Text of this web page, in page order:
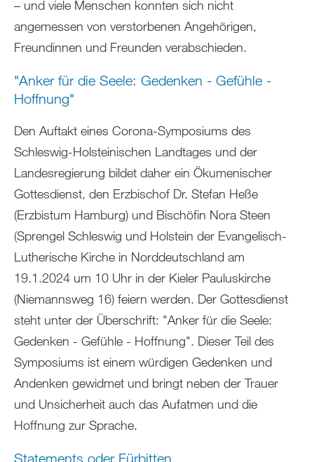
– und viele Menschen konnten sich nicht
angemessen von verstorbenen Angehörigen,
Freundinnen und Freunden verabschieden.
"Anker für die Seele: Gedenken - Gefühle -
Hoffnung"
Den Auftakt eines Corona-Symposiums des
Schleswig-Holsteinischen Landtages und der
Landesregierung bildet daher ein Ökumenischer
Gottesdienst, den Erzbischof Dr. Stefan Heße
(Erzbistum Hamburg) und Bischöfin Nora Steen
(Sprengel Schleswig und Holstein der Evangelisch-
Lutherische Kirche in Norddeutschland am
19.1.2024 um 10 Uhr in der Kieler Pauluskirche
(Niemannsweg 16) feiern werden. Der Gottesdienst
steht unter der Überschrift: "Anker für die Seele:
Gedenken - Gefühle - Hoffnung". Dieser Teil des
Symposiums ist einem würdigen Gedenken und
Andenken gewidmet und bringt neben der Trauer
und Unsicherheit auch das Aufatmen und die
Hoffnung zur Sprache.
Statements oder Fürbitten